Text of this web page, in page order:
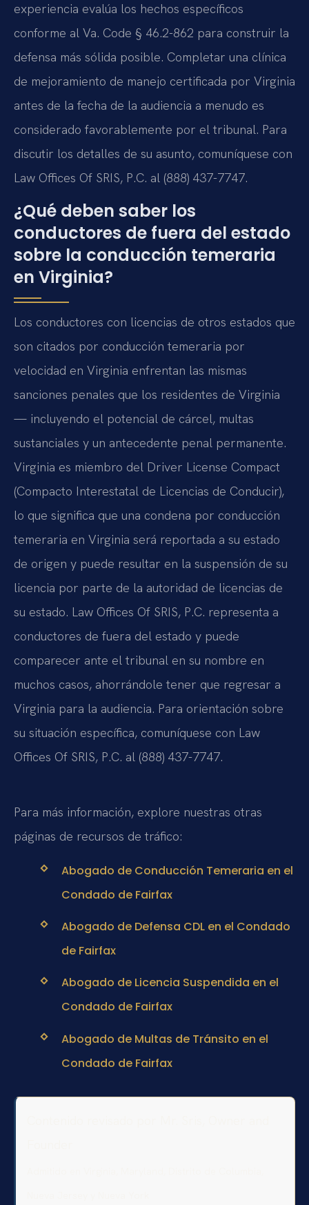
experiencia evalúa los hechos específicos
conforme al Va. Code § 46.2-862 para construir la
defensa más sólida posible. Completar una clínica
de mejoramiento de manejo certificada por Virginia
antes de la fecha de la audiencia a menudo es
considerado favorablemente por el tribunal. Para
discutir los detalles de su asunto, comuníquese con
Law Offices Of SRIS, P.C. al (888) 437-7747.
¿Qué deben saber los
conductores de fuera del estado
sobre la conducción temeraria
en Virginia?
Los conductores con licencias de otros estados que
son citados por conducción temeraria por
velocidad en Virginia enfrentan las mismas
sanciones penales que los residentes de Virginia
— incluyendo el potencial de cárcel, multas
sustanciales y un antecedente penal permanente.
Virginia es miembro del Driver License Compact
(Compacto Interestatal de Licencias de Conducir),
lo que significa que una condena por conducción
temeraria en Virginia será reportada a su estado
de origen y puede resultar en la suspensión de su
licencia por parte de la autoridad de licencias de
su estado. Law Offices Of SRIS, P.C. representa a
conductores de fuera del estado y puede
comparecer ante el tribunal en su nombre en
muchos casos, ahorrándole tener que regresar a
Virginia para la audiencia. Para orientación sobre
su situación específica, comuníquese con Law
Offices Of SRIS, P.C. al (888) 437-7747.
Para más información, explore nuestras otras
páginas de recursos de tráfico:
Abogado de Conducción Temeraria en el
Condado de Fairfax
Abogado de Defensa CDL en el Condado
de Fairfax
Abogado de Licencia Suspendida en el
Condado de Fairfax
Abogado de Multas de Tránsito en el
Condado de Fairfax